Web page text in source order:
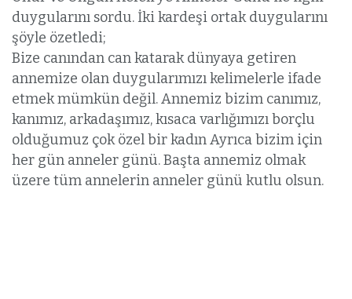
duygularını sordu. İki kardeşi ortak duygularını
şöyle özetledi;
Bize canından can katarak dünyaya getiren
annemize olan duygularımızı kelimelerle ifade
etmek mümkün değil. Annemiz bizim canımız,
kanımız, arkadaşımız, kısaca varlığımızı borçlu
olduğumuz çok özel bir kadın Ayrıca bizim için
her gün anneler günü. Başta annemiz olmak
üzere tüm annelerin anneler günü kutlu olsun.